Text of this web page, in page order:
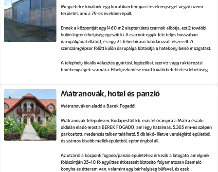
Megvételre kínálunk egy korábban fémipari tevékenységet végző üzemi
területet, ami a 79-es években épült.
Ennek a központját egy 1460 m2 alapterületű csarnok alkotja, ezt 2 további
külön légterű helyiség egészíti ki. A csarnok egyik fele teljes hosszában
darupályával ellátott, és egy 2 t teherbírású futódaruval felszerelt. A
szerszámgépsor fölött külön darupálya biztosítja a hatékony belső mozgatást.
A telephely ideális választás gyártási, logisztikai, szerviz vagy raktározási
tevékenységek számára. Elhelyezkedése miatt kiváló befektetési lehetőség.
Mátranovák, hotel és panzió
Mátranovákon eladó a Berek Fogadó!
Mátranovák településen, Budapesttől kb. másfél órányira a Mátra északi
oldalán eladó most a BEREK FOGADÓ, ami egy hatalmas, 5.305 nm-es szépen
parkosított, medencés telken található, 5 db lakó- illetve vendéglátó épületből,
és számos kisebb melléképületből, építményből áll.
Az utcáról a központi fogadó/panzió épületéhez érkezik a látogató, amelynek
földszintjén 35-40 fő együttes étkezését biztosító, folyamatosan üzemelő
konyha és étterem van, valamint egy bárhelyiség büfével, és ezek